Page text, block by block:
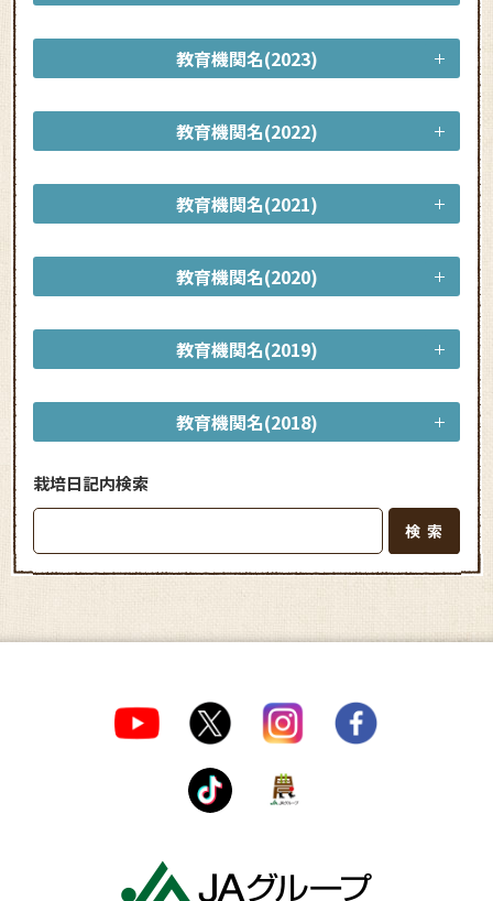
教育機関名(2023)
教育機関名(2022)
教育機関名(2021)
教育機関名(2020)
教育機関名(2019)
教育機関名(2018)
栽培日記内検索